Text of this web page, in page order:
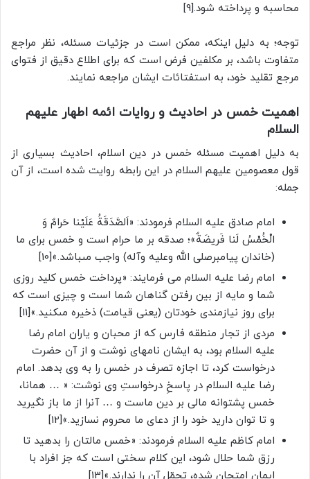
محاسبه و پرداخته شود.[9]
توجه؛ به دلیل اینکه، ممکن است در جزئیات مسئله، نظر مراجع
متفاوت باشد، بر مکلفین فرض است که برای اطلاع دقیق از فتوای
مرجع تقلید خود، به استفتائات ایشان مراجعه نمایند.
اهمیت خمس در احادیث و روایات ائمه اطهار علیهم
السلام
به دلیل اهمیت مسئله خمس در دین اسلام، احادیث بسیاری از
قول معصومین علیهم السلام در این رابطه روایت شده است، از آن
جمله:
امام صادق علیه السلام فرمودند: «اَلصَّدَقَةُ عَلَيْنا حَرامٌ وَ
الْخُمْسُ لَنا فَريضَةٌ»؛ صدقه بر ما حرام است و خمس براى ما
(خاندان پيامبرصلى الله وعليه وآله) واجب مى‏باشد.»[10]
امام رضا علیه السلام می فرمایند: «پرداخت خمس كليد روزى
شما و مايه از بين رفتن گناهان شما است و چيزى است كه
براى روز نيازمندی خودتان (يعنى قيامت) ذخيره مى‏كنيد.»[11]
مردى از تجار منطقه فارس كه از محبان و یاران امام‏ رضا
عليه ‏السلام بود، به ایشان نامه‏اى نوشت و از آن حضرت
درخواست کرد، تا اجازه تصرف در خمس را به وى بدهد. امام
رضا عليه‏ السلام در پاسخِ درخواستِ وی نوشت: « … همانا،
خمس پشتوانه مالى بر دين ماست و … آنرا از ما باز نگيريد
و تا توان داريد خود را از دعاى ما محروم نسازيد.»[12]
امام کاظم علیه السلام فرمودند: «خمس مالتان را بدهید تا
رزق شما حلال شود، این کلام سختى است که جز افراد با
ایمانِ امتحان شده، تحمّل آن را ندارند.»[13]